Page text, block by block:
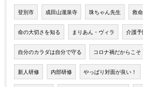
登別市 成田山瀧泉寺 珠ちゃん先生 救
命の大切さを知る まりあん・ヴィラ 介護
自分のカラダは自分で守る コロナ禍だからこそ
新人研修 内部研修 やっぱり対面が良い！